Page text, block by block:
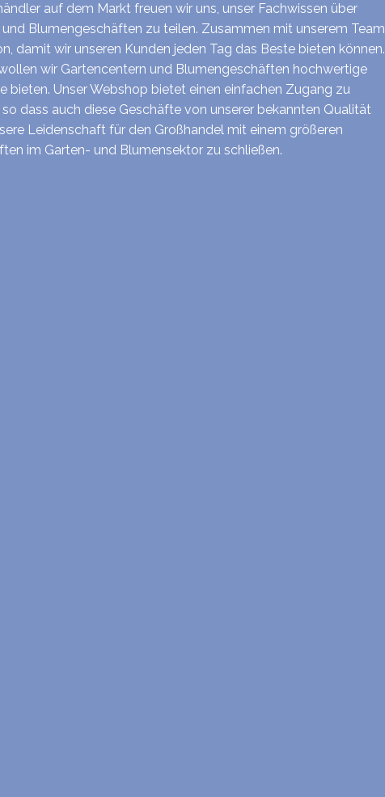
auf dem Markt freuen wir uns, unser Fachwissen über
Blumengeschäften zu teilen. Zusammen mit unserem Team
damit wir unseren Kunden jeden Tag das Beste bieten können.
wir Gartencentern und Blumengeschäften hochwertige
bieten. Unser Webshop bietet einen einfachen Zugang zu
dass auch diese Geschäfte von unserer bekannten Qualität
Leidenschaft für den Großhandel mit einem größeren
im Garten- und Blumensektor zu schließen.